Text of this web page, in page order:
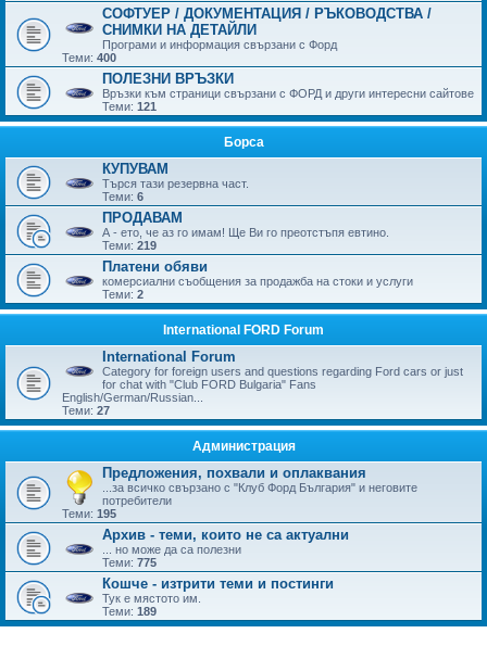
СОФТУЕР / ДОКУМЕНТАЦИЯ / РЪКОВОДСТВА /
СНИМКИ НА ДЕТАЙЛИ
Програми и информация свързани с Форд
Теми: 400
ПОЛЕЗНИ ВРЪЗКИ
Връзки към страници свързани с ФОРД и други интересни сайтове
Теми: 121
Борса
КУПУВАМ
Търся тази резервна част.
Теми: 6
ПРОДАВАМ
А - ето, че аз го имам! Ще Ви го преотстъпя евтино.
Теми: 219
Платени обяви
комерсиални съобщения за продажба на стоки и услуги
Теми: 2
International FORD Forum
International Forum
Category for foreign users and questions regarding Ford cars or just
for chat with "Club FORD Bulgaria" Fans
English/German/Russian...
Теми: 27
Администрация
Предложения, похвали и оплаквания
...за всичко свързано с "Клуб Форд България" и неговите
потребители
Теми: 195
Архив - теми, които не са актуални
... но може да са полезни
Теми: 775
Кошче - изтрити теми и постинги
Тук е мястото им.
Теми: 189